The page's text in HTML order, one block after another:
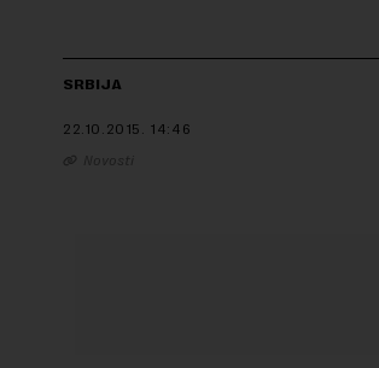
SRBIJA
22.10.2015. 14:46
Novosti